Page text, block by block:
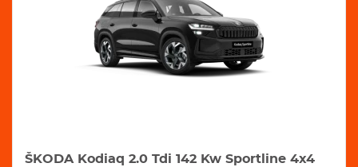
ŠKODA Kodiaq 2.0 Tdi 142 Kw Sportline 4x4